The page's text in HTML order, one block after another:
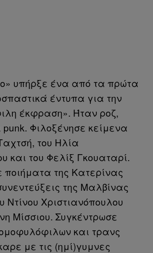
υπήρξε ένα από τα πρώτα
έντυπα για την
έκφραση». Ήταν ροζ,
punk. Φιλοξένησε κείμενα
του Ηλία
και του Φελίξ Γκουαταρί.
ποιήματα της Κατερίνας
της Μαλβίνας
Ντίνου Χριστιανόπουλου
Μίσσιου. Συγκέντρωσε
και τρανς
με τις (ημί)γυμνες